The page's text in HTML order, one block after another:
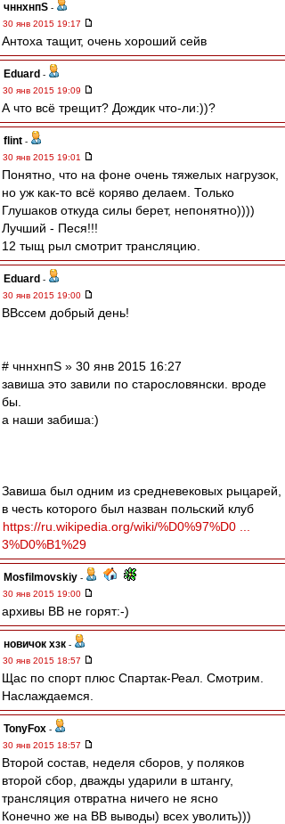
чннхнпS -
30 янв 2015 19:17
Антоха тащит, очень хороший сейв
Eduard -
30 янв 2015 19:09
А что всё трещит? Дождик что-ли:))?
flint -
30 янв 2015 19:01
Понятно, что на фоне очень тяжелых нагрузок,
но уж как-то всё коряво делаем. Только
Глушаков откуда силы берет, непонятно))))
Лучший - Песя!!!
12 тыщ рыл смотрит трансляцию.
Eduard -
30 янв 2015 19:00
ВВссем добрый день!
# чннхнпS » 30 янв 2015 16:27
завиша это завили по старословянски. вроде
бы.
а наши забиша:)
Завиша был одним из средневековых рыцарей,
в честь которого был назван польский клуб
https://ru.wikipedia.org/wiki/%D0%97%D0 ...
3%D0%B1%29
Mosfilmovskiy -
30 янв 2015 19:00
архивы ВВ не горят:-)
новичок хзк -
30 янв 2015 18:57
Щас по спорт плюс Спартак-Реал. Смотрим.
Наслаждаемся.
TonyFox -
30 янв 2015 18:57
Второй состав, неделя сборов, у поляков
второй сбор, дважды ударили в штангу,
трансляция отвратна ничего не ясно
Конечно же на ВВ выводы) всех уволить)))